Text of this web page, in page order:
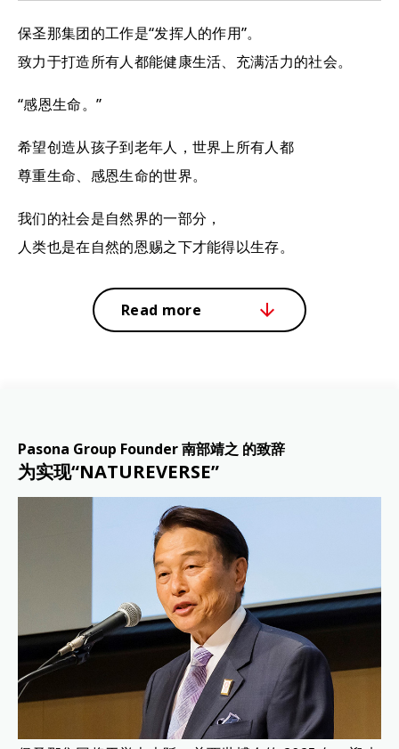
保圣那集团的工作是“发挥人的作用”。
致力于打造所有人都能健康生活、充满活力的社会。
“感恩生命。”
希望创造从孩子到老年人，世界上所有人都
尊重生命、感恩生命的世界。
我们的社会是自然界的一部分，
人类也是在自然的恩赐之下才能得以生存。
Read more
Pasona Group Founder 南部靖之 的致辞
为实现“NATUREVERSE”